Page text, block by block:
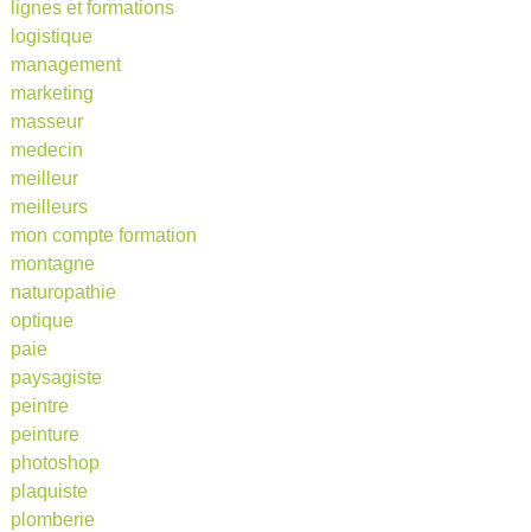
lignes et formations
logistique
management
marketing
masseur
medecin
meilleur
meilleurs
mon compte formation
montagne
naturopathie
optique
paie
paysagiste
peintre
peinture
photoshop
plaquiste
plomberie